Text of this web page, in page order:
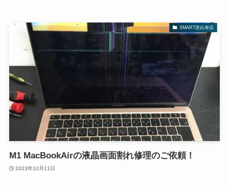
SMART恵比寿店
M1 MacBookAirの液晶画面割れ修理のご依頼！
2023年10月11日